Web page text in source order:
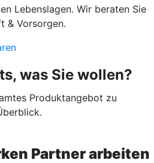
Lebenslagen. Wir beraten Sie
& Vorsorgen.
was Sie wollen?
Produktangebot zu
Partner arbeiten